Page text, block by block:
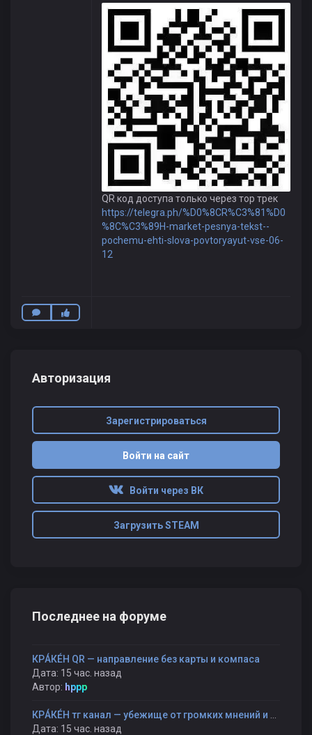
QR код доступа только через тор трек
https://telegra.ph/%D0%8CR%C3%81%D0
%8C%C3%89H-market-pesnya-tekst--
pochemu-ehti-slova-povtoryayut-vse-06-
12
Авторизация
Зарегистрироваться
Войти на сайт
Войти через ВК
Загрузить STEAM
Последнее на форуме
КРÁКÉН QR — направление без карты и компаса
Дата: 15 час. назад
Автор: hppp
Дата: 15 час. назад